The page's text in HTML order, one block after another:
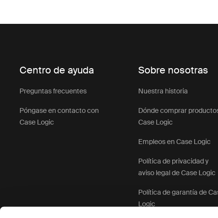
Centro de ayuda
Preguntas frecuentes
Póngase en contacto con
Case Logic
Sobre nosotras
Nuestra historia
Dónde comprar
Case Logic
Empleos en Case Logic
Política de privacidad y
aviso legal de Case Logic
Política de garantía de
Logic